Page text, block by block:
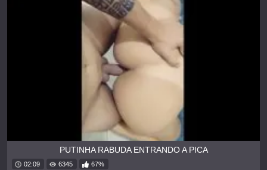
PUTINHA RABUDA ENTRANDO A PICA
02:09 6345 67%